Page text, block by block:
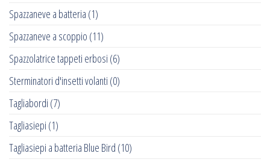
Spazzaneve a batteria (1)
Spazzaneve a scoppio (11)
Spazzolatrice tappeti erbosi (6)
Sterminatori d'insetti volanti (0)
Tagliabordi (7)
Tagliasiepi (1)
Tagliasiepi a batteria Blue Bird (10)